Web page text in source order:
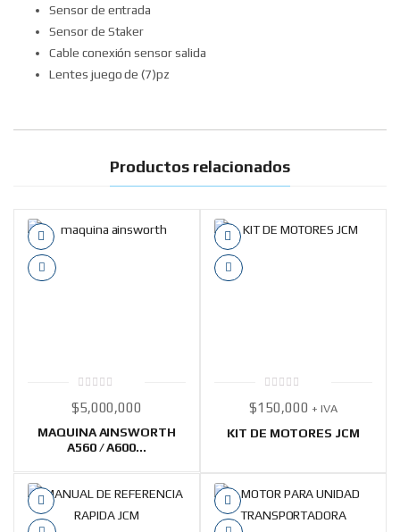
Sensor de entrada
Sensor de Staker
Cable conexión sensor salida
Lentes juego de (7)pz
Productos relacionados
out
5
$5,000,000
MAQUINA AINSWORTH
A560 / A600...
out
5
$150,000 + IVA
KIT DE MOTORES JCM